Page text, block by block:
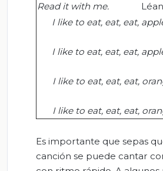
Read it with me.
I like to eat, eat,eat,
I like to eat, eat, eat,
I like to eat, eat, eat,
I like to eat, eat, eat,
Es importante que sepas
canción se puede cantar